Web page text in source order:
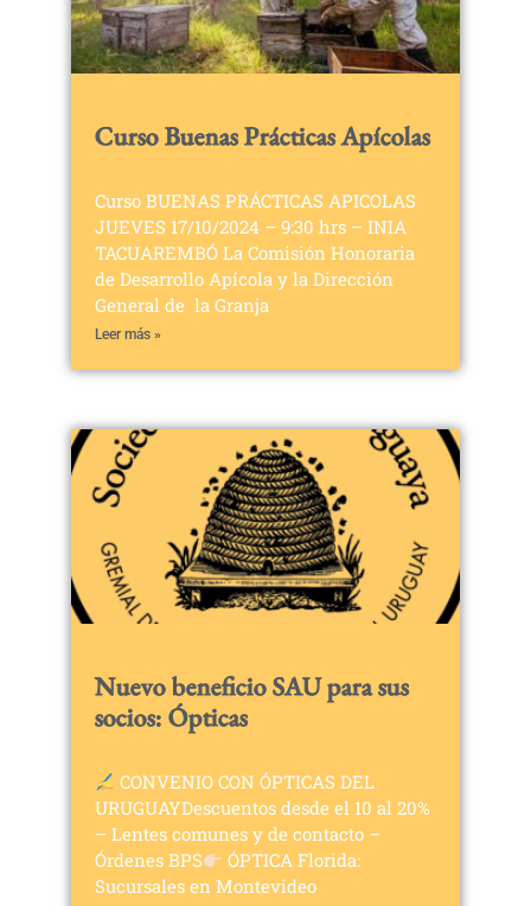
Curso Buenas Prácticas Apícolas
Curso BUENAS PRÁCTICAS APICOLAS
JUEVES 17/10/2024 – 9:30 hrs – INIA
TACUAREMBÓ La Comisión Honoraria
de Desarrollo Apícola y la Dirección
General de la Granja
Leer más »
Nuevo beneficio SAU para sus
socios: Ópticas
CONVENIO CON ÓPTICAS DEL
URUGUAYDescuentos desde el 10 al 20%
– Lentes comunes y de contacto –
Órdenes BPS
ÓPTICA Florida:
Sucursales en Montevideo